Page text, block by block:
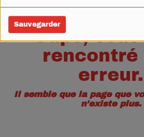
Sauvegarder
Oups, vous
rencontré
erreur.
Il semble que la page que
n’existe plus.